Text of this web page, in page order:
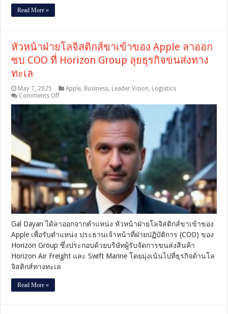
Read More »
หัวหน้าฝ่ายโลจิสติกส์ขาเข้าของ Apple ลาออก
ซบ COO ที่ Horizon Group ลุยธุรกิจขนส่งทาง
ทะเล
May 7, 2025 Apple, Business, Leader Vision, Logistics
Comments Offon
หัว
จิ
กส์
ขา
เข้า
ของ
Apple
ลา
ซบ
COO
ที่
Horizon
Group
ลุย
Gal Dayan ได้ลาออกจากตำแหน่ง หัวหน้าฝ่ายโลจิสติกส์ขาเข้าของ
Apple เพื่อรับตำแหน่ง ประธานเจ้าหน้าที่ฝ่ายปฏิบัติการ (COO) ของ
Horizon Group ซึ่งประกอบด้วยบริษัทผู้รับจัดการขนส่งสินค้า
Horizon Air Freight และ Swift Marine โดยมุ่งเน้นไปที่ธุรกิจด้านโล
จิสติกส์ทางทะเล
Read More »